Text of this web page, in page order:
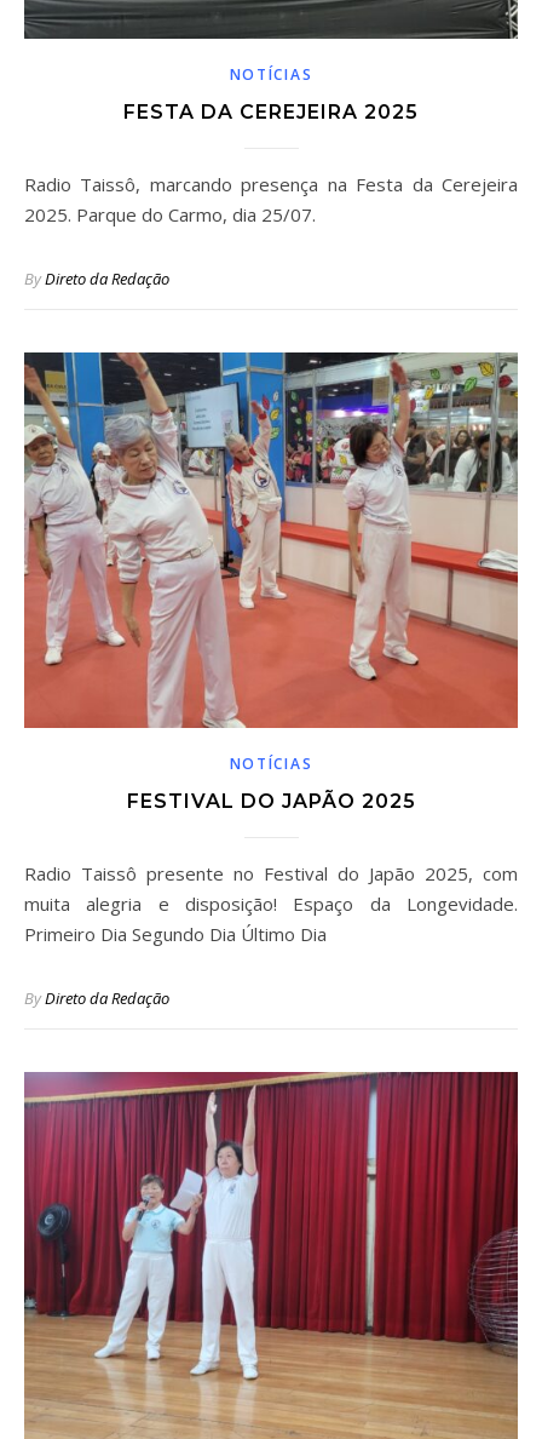
NOTÍCIAS
FESTA DA CEREJEIRA 2025
Radio Taissô, marcando presença na Festa da Cerejeira
2025. Parque do Carmo, dia 25/07.
ByDireto da Redação
NOTÍCIAS
FESTIVAL DO JAPÃO 2025
Radio Taissô presente no Festival do Japão 2025, com
muita alegria e disposição! Espaço da Longevidade.
Primeiro Dia Segundo Dia Último Dia
ByDireto da Redação